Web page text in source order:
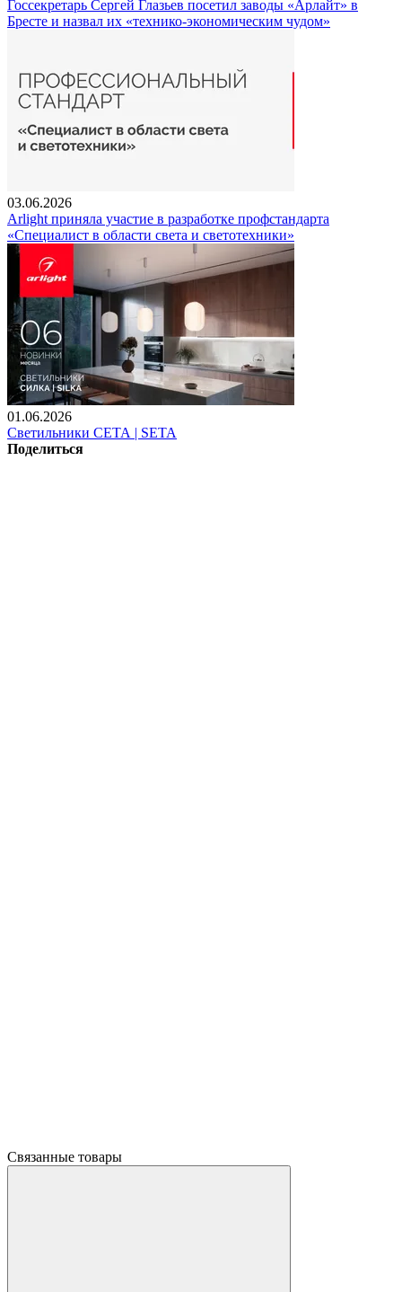
Госсекретарь Сергей Глазьев посетил заводы «Арлайт» в
Бресте и назвал их «технико-экономическим чудом»
03.06.2026
Arlight приняла участие в разработке профстандарта
«Специалист в области света и светотехники»
01.06.2026
Светильники СЕТА | SETA
Поделиться
Связанные товары